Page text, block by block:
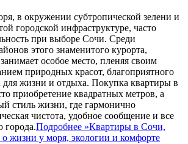
в окружении субтропической зелени и
городской инфраструктуре, часто
при выборе Сочи. Среди
этого знаменитого курорта,
особое место, пленяя своим
природных красот, благоприятного
для жизни и отдыха. Покупка квартиры в
приобретение квадратных метров, а
стиль жизни, где гармонично
чистота, удобное сообщение и все
города.Подробнее »Квартиры в Сочи,
о жизни у моря, экологии и комфорте